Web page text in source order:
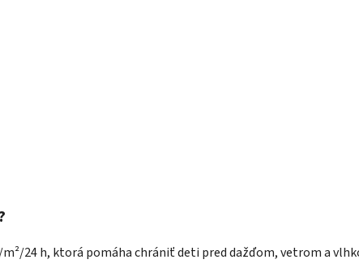
24 h, ktorá pomáha chrániť deti pred dažďom, vetrom a